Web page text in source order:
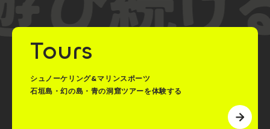
Tours
シュノーケリング&マリンスポーツ
石垣島・幻の島・青の洞窟ツアーを体験する